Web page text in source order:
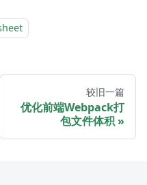
较旧一篇
优化前端Webpack打
包文件体积